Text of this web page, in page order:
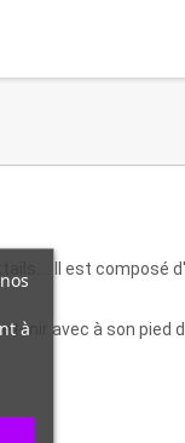
Il est composé
avec à son pied
à